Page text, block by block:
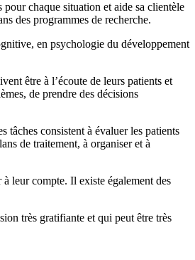
pour chaque situation et aide sa clientèle
des programmes de recherche.
en psychologie du développement
être à l’écoute de leurs patients et
de prendre des décisions
tâches consistent à évaluer les patients
de traitement, à organiser et à
leur compte. Il existe également des
très gratifiante et qui peut être très